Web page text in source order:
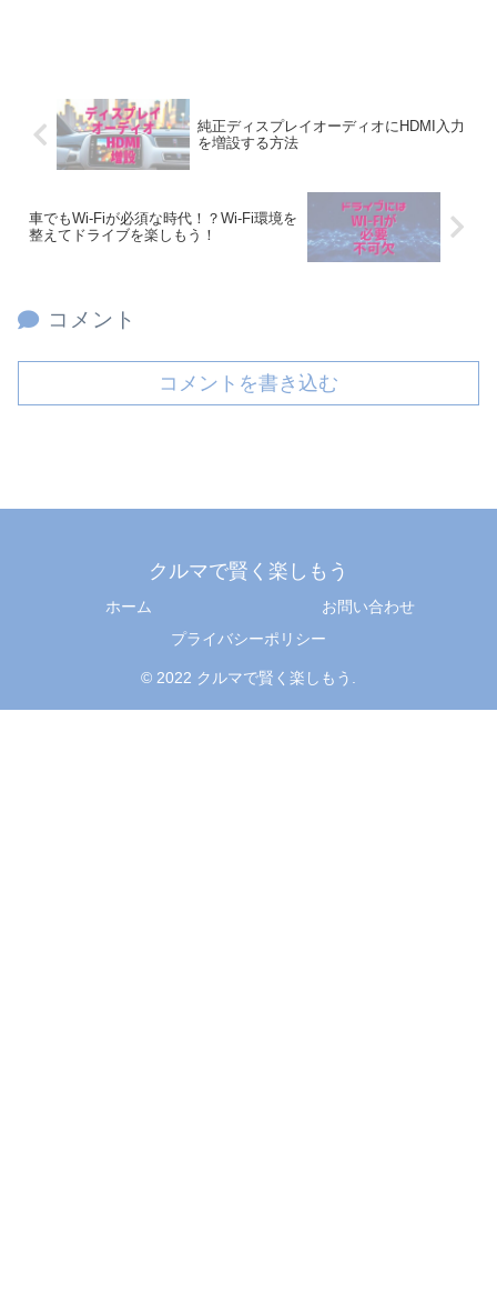
純正ディスプレイオーディオにHDMI入力
を増設する方法
車でもWi-Fiが必須な時代！？Wi-Fi環境を
整えてドライブを楽しもう！
コメント
コメントを書き込む
クルマで賢く楽しもう
ホーム
お問い合わせ
プライバシーポリシー
© 2022 クルマで賢く楽しもう.